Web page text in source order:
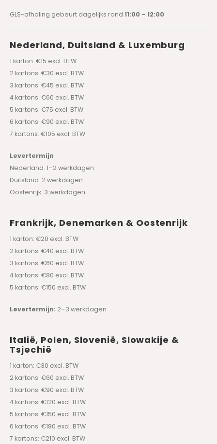
GLS-afhaling gebeurt dagelijks rond 11:00 – 12:00.
Nederland, Duitsland & Luxemburg
1 karton: €15 excl. BTW
2 kartons: €30 excl. BTW
3 kartons: €45 excl. BTW
4 kartons: €60 excl. BTW
5 kartons: €75 excl. BTW
6 kartons: €90 excl. BTW
7 kartons: €105 excl. BTW
Levertermijn
Nederland: 1–2 werkdagen
Duitsland: 2 werkdagen
Oostenrijk: 3 werkdagen
Frankrijk, Denemarken & Oostenrijk
1 karton: €20 excl. BTW
2 kartons: €40 excl. BTW
3 kartons: €60 excl. BTW
4 kartons: €80 excl. BTW
5 kartons: €150 excl. BTW
Levertermijn: 2–3 werkdagen
Italië, Polen, Slovenië, Slowakije &
Tsjechië
1 karton: €30 excl. BTW
2 kartons: €60 excl. BTW
3 kartons: €90 excl. BTW
4 kartons: €120 excl. BTW
5 kartons: €150 excl. BTW
6 kartons: €180 excl. BTW
7 kartons: €210 excl. BTW